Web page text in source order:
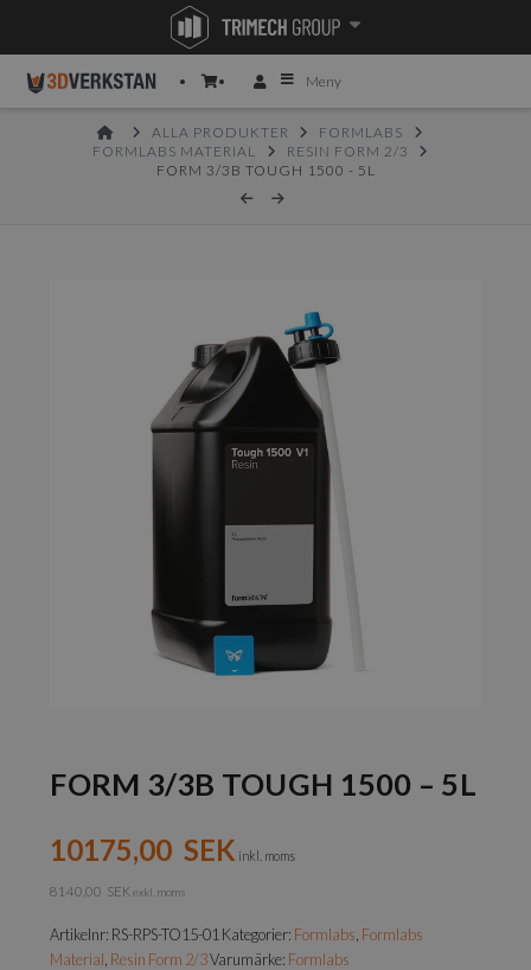
Meny
HOMEALLA PRODUKTER
FORMLABS
FORMLABS MATERIAL
RESIN FORM 2/3
FORM 3/3B TOUGH 1500 - 5L
FORM 3/3B TOUGH 1500 – 5L
10175,00 SEK inkl. moms
8140,00 SEK exkl. moms
Artikelnr: RS-RPS-TO15-01 Kategorier: Formlabs Formlabs
Material Resin Form 2/3Varumärke: Formlabs